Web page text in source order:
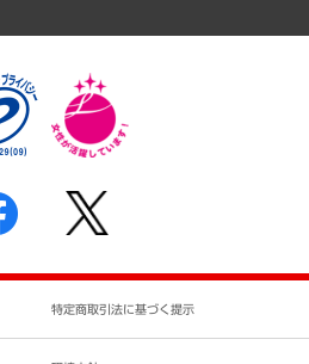
の手続きについて
特定商取引法に基づく提示